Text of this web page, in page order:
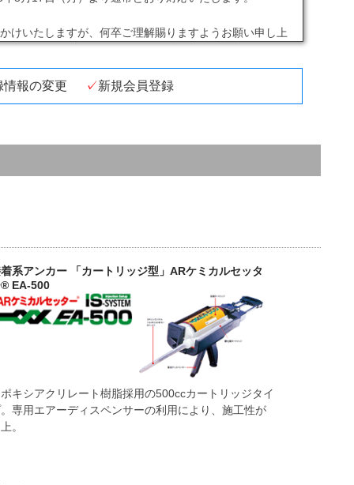
けいたしますが、何卒ご理解賜りますようお願い申し上
致します。
情報の変更 新規会員登録
系アンカー 「カートリッジ型」ARケミカルセッタ
EA-500
キシアクリレート樹脂採用の500ccカートリッジタイ
専用エアーディスペンサーの利用により、施工性が
。